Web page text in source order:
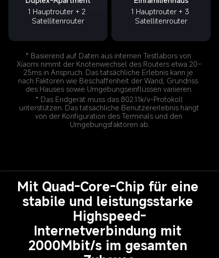
1 Hauptrouter + 2
Satellitenrouter
1 Hauptrouter + 3
Satellitenrouter
* Basierend auf Daten aus internen Testlabors von
Xiaomi nimmt der Knotenwechsel des Routers etwa 20–
25ms in Anspruch. Das tatsächliche Erlebnis kann je
nach Faktoren wie Beschaffenheit der Wand, Grundriss
* Das Endgerät muss das 802.11k/v-Protokoll
unterstützen. Das tatsächliche Benutzererlebnis hängt
von der Konfiguration des Terminals und den
Umgebungsfaktoren ab.
Mit Quad-Core-Chip für eine
stabile und leistungsstarke
Highspeed-
Internetverbindung mit
2000Mbit/s im gesamten